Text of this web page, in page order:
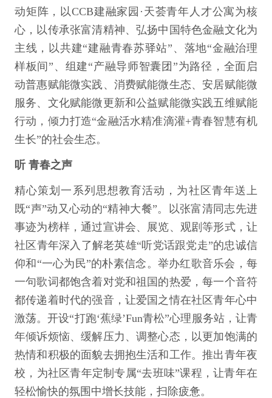
动矩阵，以CCB建融家园·天荟青年人才公寓为核
心，以传承张富清精神、弘扬中国特色金融文化为
主线，以共建“建融青春苏驿站”、落地“金融治理
样板间”、组建“产融导师智囊团”为路径，全面启
动普惠赋能微实践、消费赋能微生态、安居赋能微
服务、文化赋能微更新和公益赋能微实践五维赋能
行动，倾力打造“金融活水精准滴灌+青春智慧有机
生长”的社会生态。
听 青春之声
精心策划一系列思想教育活动，为社区青年送上
既“声”动又心动的“精神大餐”。以张富清同志先进
事迹为榜样，通过宣讲会、展览、观剧等形式，让
社区青年深入了解老英雄“听党话跟党走”的忠诚信
仰和“一心为民”的朴素信念。举办红歌音乐会，每
一句歌词都饱含着对党和祖国的热爱，每一个音符
都传递着时代的强音，让爱国之情在社区青年心中
激荡。开设“打跑‘蕉绿’Fun青松”心理服务站，让青
年倾诉烦恼、缓解压力、调整心态，以更加饱满的
热情和积极的面貌去拥抱生活和工作。推出青年夜
校，为社区青年定制专属“去班味”课程，让青年在
轻松愉快的氛围中增长技能，扫除疲惫。